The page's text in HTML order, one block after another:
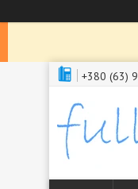
+380 (63)